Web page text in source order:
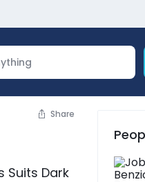
Share
Suits Dark